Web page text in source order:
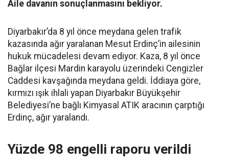
Aile davanın sonuçlanmasını bekliyor.
Diyarbakır’da 8 yıl önce meydana gelen trafik
kazasında ağır yaralanan Mesut Erdinç’in ailesinin
hukuk mücadelesi devam ediyor. Kaza, 8 yıl önce
Bağlar ilçesi Mardin karayolu üzerindeki Cengizler
Caddesi kavşağında meydana geldi. İddiaya göre,
kırmızı ışık ihlali yapan Diyarbakır Büyükşehir
Belediyesi’ne bağlı Kimyasal ATIK aracının çarptığı
Erdinç, ağır yaralandı.
Yüzde 98 engelli raporu verildi